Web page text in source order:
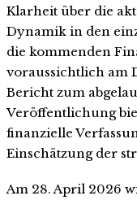
Klarheit über die
Dynamik in den
die kommenden
voraussichtlich am
Bericht zum
Veröffentlichung
finanzielle
Einschätzung der
Am 28. April 2026